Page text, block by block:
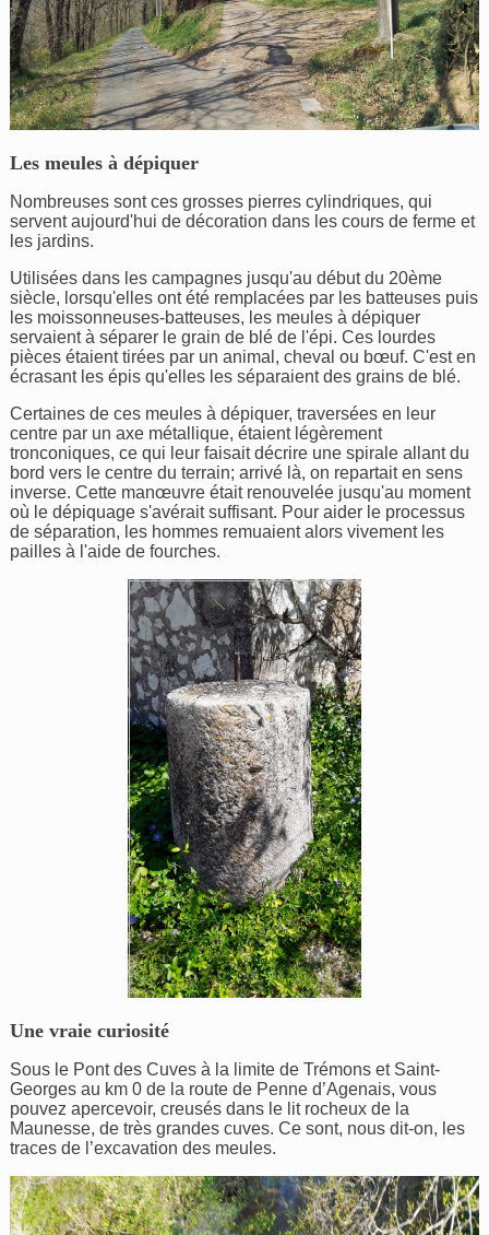
Les meules à dépiquer
Nombreuses sont ces grosses pierres cylindriques, qui
servent aujourd'hui de décoration dans les cours de ferme et
les jardins.
Utilisées dans les campagnes jusqu'au début du 20ème
siècle, lorsqu'elles ont été remplacées par les batteuses puis
les moissonneuses-batteuses, les meules à dépiquer
servaient à séparer le grain de blé de l'épi. Ces lourdes
pièces étaient tirées par un animal, cheval ou bœuf. C'est en
écrasant les épis qu'elles les séparaient des grains de blé.
Certaines de ces meules à dépiquer, traversées en leur
centre par un axe métallique, étaient légèrement
tronconiques, ce qui leur faisait décrire une spirale allant du
bord vers le centre du terrain; arrivé là, on repartait en sens
inverse. Cette manœuvre était renouvelée jusqu'au moment
où le dépiquage s'avérait suffisant. Pour aider le processus
de séparation, les hommes remuaient alors vivement les
pailles à l'aide de fourches.
Une vraie curiosité
Sous le Pont des Cuves à la limite de Trémons et Saint-
Georges au km 0 de la route de Penne d’Agenais, vous
pouvez apercevoir, creusés dans le lit rocheux de la
Maunesse, de très grandes cuves. Ce sont, nous dit-on, les
traces de l’excavation des meules.